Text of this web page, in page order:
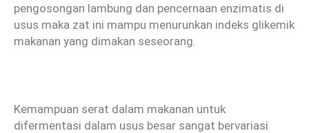
pengosongan lambung dan pencernaan enzimatis di
usus maka zat ini mampu menurunkan indeks glikemik
makanan yang dimakan seseorang.
Kemampuan serat dalam makanan untuk
difermentasi dalam usus besar sangat bervariasi